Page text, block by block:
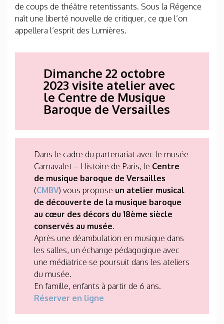
de coups de théâtre retentissants. Sous la Régence
naît une liberté nouvelle de critiquer, ce que l’on
appellera l’esprit des Lumières.
Dimanche 22 octobre
2023 visite atelier avec
le Centre de Musique
Baroque de Versailles
Dans le cadre du partenariat avec le musée
Carnavalet – Histoire de Paris, le Centre
de musique baroque de Versailles
(CMBV) vous propose un atelier musical
de découverte de la musique baroque
au cœur des décors du 18ème siècle
conservés au musée.
Après une déambulation en musique dans
les salles, un échange pédagogique avec
une médiatrice se poursuit dans les ateliers
du musée.
En famille, enfants à partir de 6 ans.
Réserver en ligne